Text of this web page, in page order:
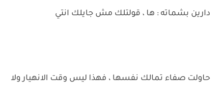
دارين بشماته : ها ، قولتلك مش جايلك انتي
حاولت صفاء تمالك نفسها ، فهذا ليس وقت الانهيار ولا